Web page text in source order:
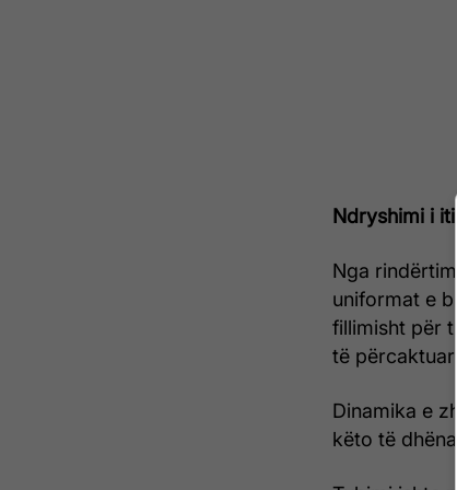
Ndryshimi i
Nga
uniformat e
fillimisht për
të përcaktuar
Dinamika e
këto të dhëna.